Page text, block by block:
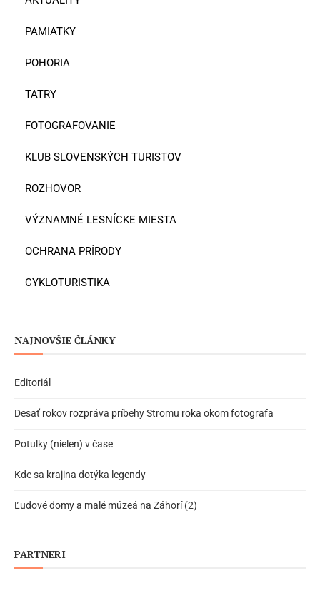
PAMIATKY
POHORIA
TATRY
FOTOGRAFOVANIE
KLUB SLOVENSKÝCH TURISTOV
ROZHOVOR
VÝZNAMNÉ LESNÍCKE MIESTA
OCHRANA PRÍRODY
CYKLOTURISTIKA
NAJNOVŠIE ČLÁNKY
Editoriál
Desať rokov rozpráva príbehy Stromu roka okom fotografa
Potulky (nielen) v čase
Kde sa krajina dotýka legendy
Ľudové domy a malé múzeá na Záhorí (2)
PARTNERI